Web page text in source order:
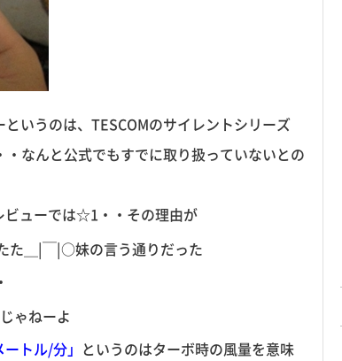
いうのは、TESCOMのサイレントシリーズ
なんと公式でもすでに取り扱っていないとの
ビューでは☆1・・その理由が
た＿|￣|○妹の言う通りだった
ゃねーよ
トル/分」 というのはターボ時の風量を意味